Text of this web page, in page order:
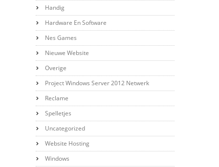
Handig
Hardware En Software
Nes Games
Nieuwe Website
Overige
Project Windows Server 2012 Netwerk
Reclame
Spelletjes
Uncategorized
Website Hosting
Windows